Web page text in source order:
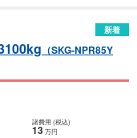
新着
（SKG-NPR85Y
諸費用 (税込)
13 万円